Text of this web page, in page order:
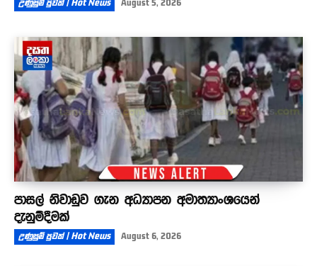
උණුසුම් පුවත් | Hot News August 5, 2026
පාසල් නිවාඩුව ගැන අධ්‍යාපන අමාත්‍යාංශයෙන්
දැනුම්දීමක්
උණුසුම් පුවත් | Hot News August 6, 2026